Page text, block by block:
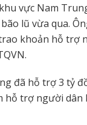
vực Nam
lũ vừa qua.
khoản hỗ trợ
đã hỗ trợ 3 tỷ
hỗ trợ người